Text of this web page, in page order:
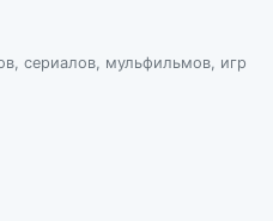
сериалов, мульфильмов, игр